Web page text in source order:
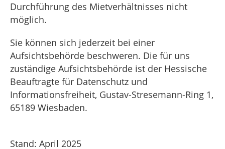
Durchführung des Mietverhältnisses nicht
möglich.
Sie können sich jederzeit bei einer
Aufsichtsbehörde beschweren. Die für uns
zuständige Aufsichtsbehörde ist der Hessische
Beauftragte für Datenschutz und
Informationsfreiheit, Gustav-Stresemann-Ring 1,
65189 Wiesbaden.
Stand: April 2025